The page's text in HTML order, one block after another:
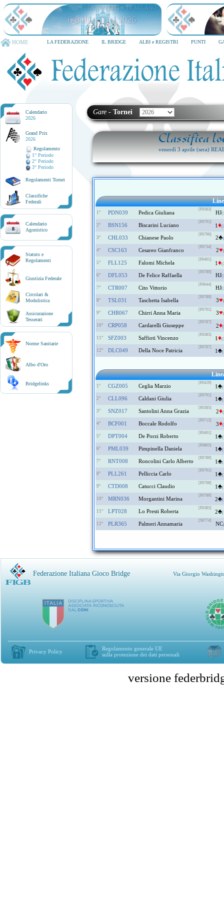
TORNEO CITTA' DI MILANO
6-8 dicembre 2026
HOME LA FEDERAZIONE IL BRIDGE ALBI e REGISTRI PUNTI
Calendario
2026
Grand Prix
2026
Regolamento
1° Periodo
2° Periodo
3° Periodo
Regolamenti Tornei
Classifiche
Federali
8
Calendario
Agonistico
Statuto e
Regolamenti
Giustizia Federale
Circolari &
Modulistica
Assicurazione
Tesserati
Norme Sanitarie
Albo d'Oro
Bridgelinks
Gare - Tornei
Classifica
venerdì 3 aprile (sera)
1° PDN039 Pedica Giuliana
[F0583]
HJ
2° BSN156 Biscarini Luciano
[F0791]
1♦
3° CHL033 Chianese Paolo
[F0796]
2♣
4° CSC163 Cesareo Gianfranco
[F0734]
2♥
5° FLL125 Falomi Michela
[F0401]
1♦
6° DFL053 De Felice Raffaella
[F0789]
HJ
7° CTR007 Cito Vittorio
[F0644]
HJ
8° TSL031 Taschetta Isabella
[F0789]
3♥
9° CHR067 Chirri Anna Maria
[F0701]
3♥
10° CRP058 Cardarelli Giuseppe
[F0787]
2♦
11° SFZ003 Saffioti Vincenzo
[F0385]
1♦
12° DLC049 Della Noce Patricia
[F0787]
1♠
1° CGZ005 Ceglia Marzio
[F0429]
1♠
2° CLL096 Caldani Giulia
[F0791]
1♠
3° SNZ017 Santolini Anna Grazia
[F0385]
2♦
4° BCF001 Boccale Rodolfo
[F0713]
3♦
5° DPT004 De Porzi Roberto
[F0401]
1♠
6° PML039 Pimpinella Daniela
[F0805]
1♠
7° RNT008 Roncolini Carlo Alberto
[F0789]
1♠
8° PLL261 Pelliccia Carlo
[F0791]
1♠
9° CTD008 Catucci Claudio
[F0708]
1♠
10° MRN036 Morgantini Marina
[F0789]
2♠
11° LPT028 Lo Presti Roberta
[F0385]
2♠
12° PLR365 Palmeri Annamaria
[S0774]
NC
Federazione Italiana Gioco Bridge Via Giorgio
Privacy Policy
Regolamento generale UE
sulla protezione dei dati personali
versione